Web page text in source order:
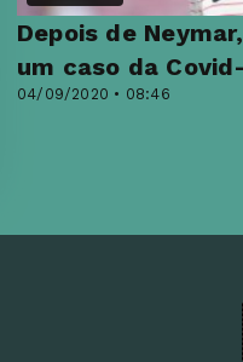
04/09/2020 • 08:46
Depois de
um caso da